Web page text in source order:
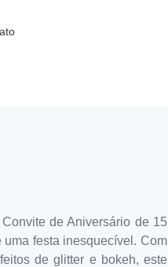
de Aniversário de 15
festa inesquecível. Com
de glitter e bokeh, este